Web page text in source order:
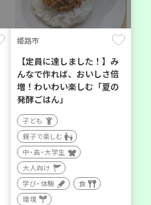
姫路市
【定員に達しました！】み
んなで作れば、おいしさ倍
増！わいわい楽しむ「夏の
発酵ごはん」
子ども
親子で楽しむ
中・高・大学生
大人向け
学び・体験
食
環境